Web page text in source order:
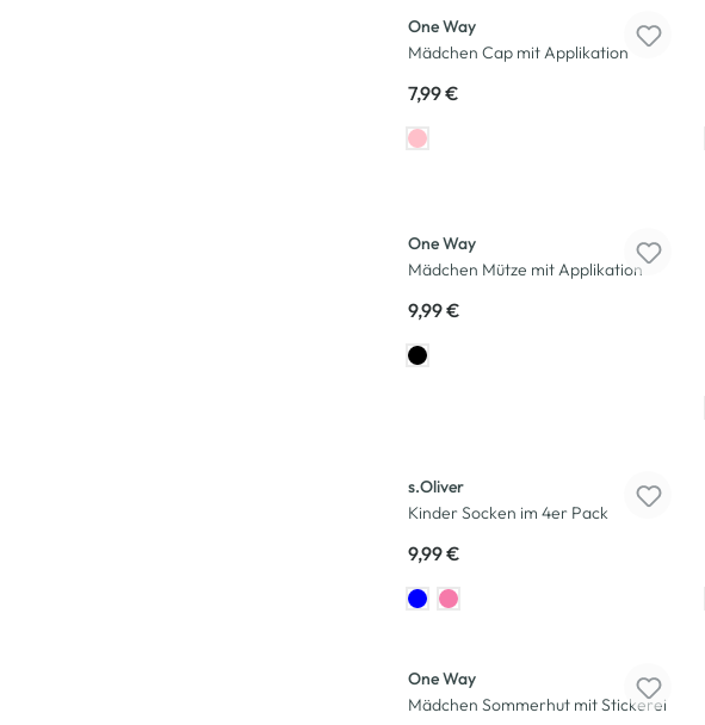
One Way
Mädchen Cap mit Applikation
7,99 €
One Way
Mädchen Mütze mit Applikation
9,99 €
s.Oliver
Kinder Socken im 4er Pack
9,99 €
One Way
Mädchen Sommerhut mit Stickerei